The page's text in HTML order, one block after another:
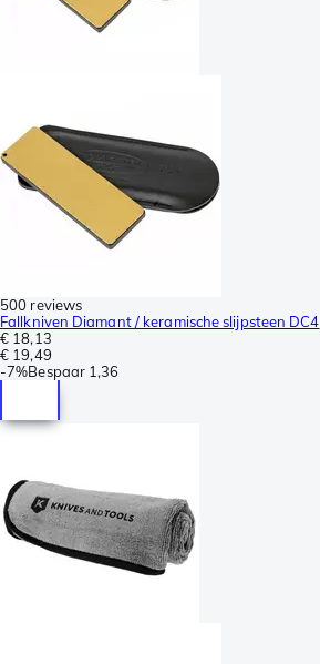
500 reviews
Fallkniven Diamant / keramische slijpsteen DC4
€ 18,13
€ 19,49
-7%Bespaar 1,36